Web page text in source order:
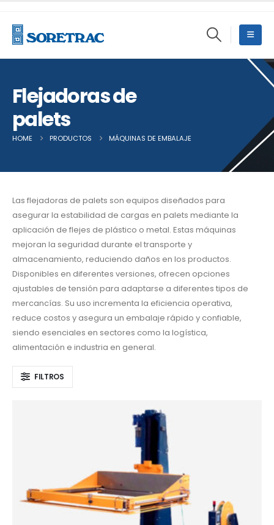
Flejadoras de
palets
HOME PRODUCTOS MÁQUINAS DE EMBALAJE OTRAS MÁQUINAS
Las flejadoras de palets son equipos diseñados para
asegurar la estabilidad de cargas en palets mediante la
aplicación de flejes de plástico o metal. Estas máquinas
mejoran la seguridad durante el transporte y
almacenamiento, reduciendo daños en los productos.
Disponibles en diferentes versiones, ofrecen opciones
ajustables de tensión para adaptarse a diferentes tipos de
mercancías. Su uso incrementa la eficiencia operativa,
reduce costos y asegura un embalaje rápido y confiable,
siendo esenciales en sectores como la logística,
alimentación e industria en general.
FILTROS